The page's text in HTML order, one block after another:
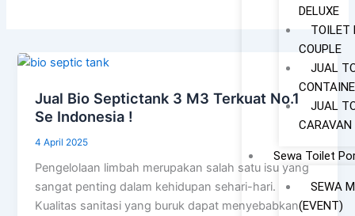
DELUXE
TOILET
COUPLE
JUAL
JUAL
CARAVAN
Sewa Toilet
SEWA
(EVENT)
Jual Bio Septictank 3 M3 Terkuat No.1
Se Indonesia !
4 April 2025
Pengelolaan limbah merupakan salah satu isu yang
sangat penting dalam kehidupan sehari-hari.
Kualitas sanitasi yang buruk dapat menyebabkan